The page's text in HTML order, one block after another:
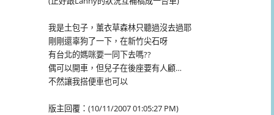
我是土包子，薰衣草森林只聽過沒去過耶
剛剛還辜狗了一下，在新竹尖石呀
有台北的媽咪要一同下去嗎??
偶可以開車，但兒子在後座要有人顧…
不然讓我搭便車也可以
版主回覆：(10/11/2007 01:05:27 PM)